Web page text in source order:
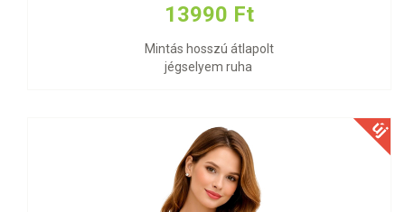
13990 Ft
Mintás hosszú átlapolt
jégselyem ruha